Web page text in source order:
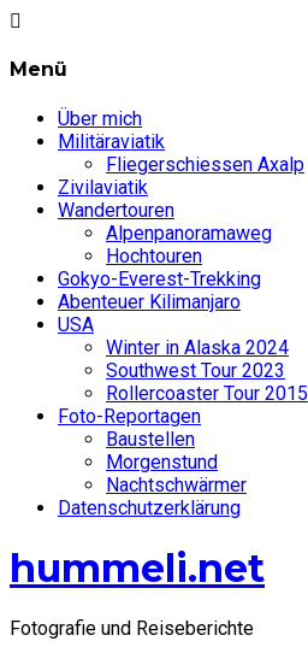
Menü
Über mich
Militäraviatik
Fliegerschiessen Axalp
Zivilaviatik
Wandertouren
Alpenpanoramaweg
Hochtouren
Gokyo-Everest-Trekking
Abenteuer Kilimanjaro
USA
Winter in Alaska 2024
Southwest Tour 2023
Rollercoaster Tour 2015
Foto-Reportagen
Baustellen
Morgenstund
Nachtschwärmer
Datenschutzerklärung
hummeli.net
Fotografie und Reiseberichte